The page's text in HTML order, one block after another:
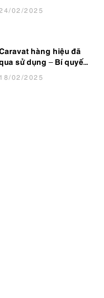
Giúp Quý Ông Trở Nên
/02/2025
hàng hiệu đã
sử dụng – Bí quyết
nâng tầm phong cách
18/02/2025